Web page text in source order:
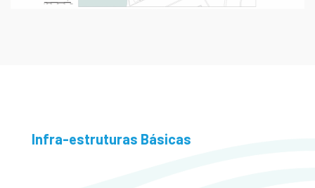
Infra-estruturas Básicas